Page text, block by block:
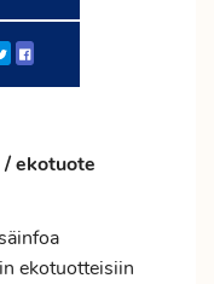
ekotuote
ekotuotteisiin